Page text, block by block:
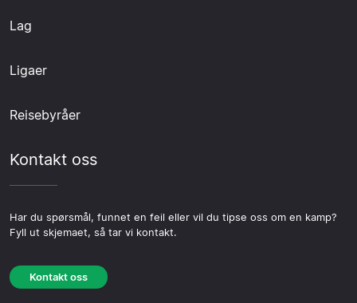
Lag
Ligaer
Reisebyråer
Kontakt oss
Har du spørsmål, funnet en feil eller vil du tipse oss om en kamp?
Fyll ut skjemaet, så tar vi kontakt.
Kontakt oss